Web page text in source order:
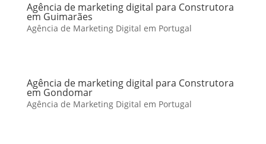
Agência de marketing digital para Construtora
em Guimarães
Agência de Marketing Digital em Portugal
Agência de marketing digital para Construtora
em Gondomar
Agência de Marketing Digital em Portugal